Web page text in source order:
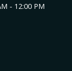
- 12:00 PM